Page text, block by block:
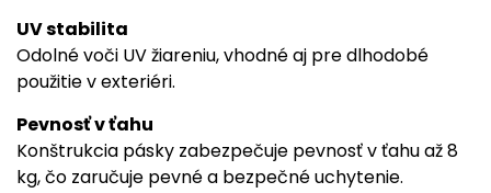
UV stabilita
Odolné voči UV žiareniu, vhodné aj pre dlhodobé
použitie v exteriéri.
Pevnosť v ťahu
Konštrukcia pásky zabezpečuje pevnosť v ťahu až 8
kg, čo zaručuje pevné a bezpečné uchytenie.